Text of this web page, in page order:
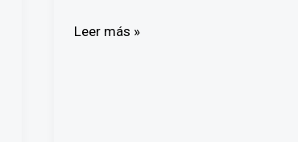
Meduca
Leer más »